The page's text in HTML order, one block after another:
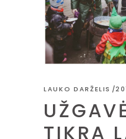
LAUKO DARŽELIS
TIKRA